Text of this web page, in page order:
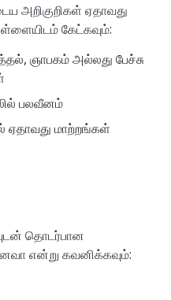
அறிகுறிகள் ஏதாவது
கேட்கவும்:
ஞாபகம் அல்லது பேச்சு
பலவீனம்
ஏதாவது மாற்றங்கள்
தொடர்பான
என்று கவனிக்கவும்: